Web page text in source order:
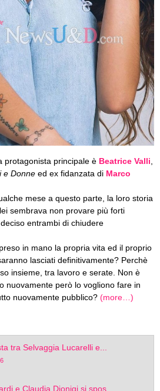
protagonista principale è Beatrice Valli
e Donne ed ex fidanzata di Marco
mese a questo parte, la loro storia
sembrava non provare più forti
entrambi di chiudere
in mano la propria vita ed il proprio
lasciati definitivamente? Perchè
insieme, tra lavoro e serate. Non è
nuovamente però lo vogliono fare in
nuovamente pubblico? (more…)
tra Selvaggia Lucarelli e...
e Claudia Dionigi si spos...